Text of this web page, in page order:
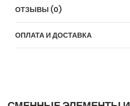
ОТЗЫВЫ (0)
ОПЛАТА И ДОСТАВКА